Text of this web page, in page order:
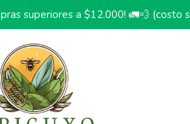
superiores a $12.000! 🚛💨 (costo